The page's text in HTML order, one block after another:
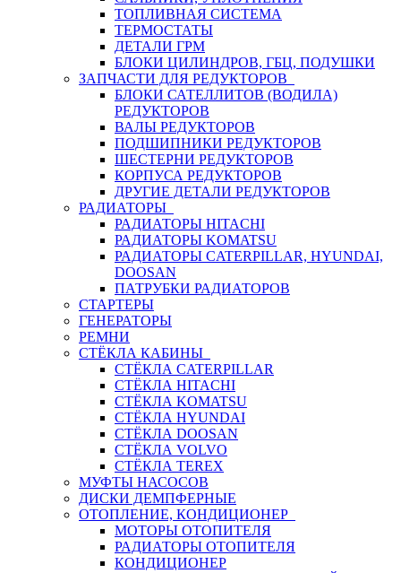
ТОПЛИВНАЯ СИСТЕМА
ТЕРМОСТАТЫ
ДЕТАЛИ ГРМ
БЛОКИ ЦИЛИНДРОВ, ГБЦ, ПОДУШКИ
ЗАПЧАСТИ ДЛЯ РЕДУКТОРОВ
БЛОКИ САТЕЛЛИТОВ (ВОДИЛА)
РЕДУКТОРОВ
ВАЛЫ РЕДУКТОРОВ
ПОДШИПНИКИ РЕДУКТОРОВ
ШЕСТЕРНИ РЕДУКТОРОВ
КОРПУСА РЕДУКТОРОВ
ДРУГИЕ ДЕТАЛИ РЕДУКТОРОВ
РАДИАТОРЫ
РАДИАТОРЫ HITACHI
РАДИАТОРЫ KOMATSU
РАДИАТОРЫ CATERPILLAR, HYUNDAI,
DOOSAN
ПАТРУБКИ РАДИАТОРОВ
СТАРТЕРЫ
ГЕНЕРАТОРЫ
РЕМНИ
СТЁКЛА КАБИНЫ
СТЁКЛА CATERPILLAR
СТЁКЛА HITACHI
СТЁКЛА KOMATSU
СТЁКЛА HYUNDAI
СТЁКЛА DOOSAN
СТЁКЛА VOLVO
СТЁКЛА TEREX
МУФТЫ НАСОСОВ
ДИСКИ ДЕМПФЕРНЫЕ
ОТОПЛЕНИЕ, КОНДИЦИОНЕР
МОТОРЫ ОТОПИТЕЛЯ
РАДИАТОРЫ ОТОПИТЕЛЯ
КОНДИЦИОНЕР